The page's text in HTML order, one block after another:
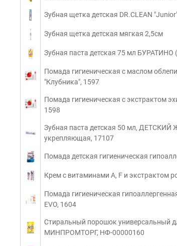
Зубная щетка детская DR.CLEAN
Зубная щетка детская мягкая 2,5см
Зубная паста детская 75 мл
Помада гигиеническая с маслом
"Клубника", 1597
Помада гигиеническая с экстрактом
1598
Зубная паста детская 50 мл,
укрепляющая, 17107
Помада детская гигиеническая
Крем с витаминами A, F и экстрактом
Помада гигиеническая
EVO, 1604
Стиральный порошок универсальный
МИНПРОМТОРГ, НФ-00000160